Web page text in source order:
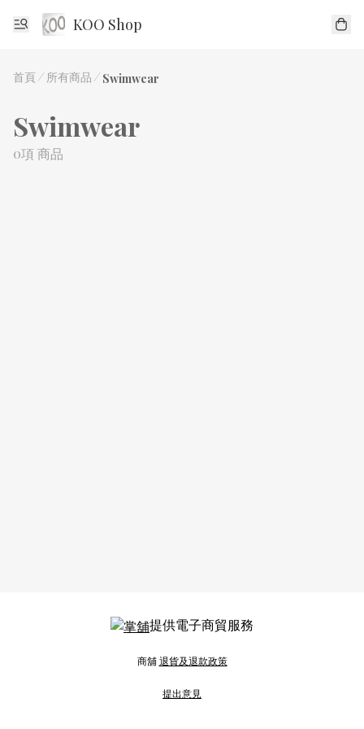
KOO Shop
首頁/ 所有商品 / Swimwear
Swimwear
0項 商品
提供電子商貿服務
商舖退貨及退款政策
提出意見